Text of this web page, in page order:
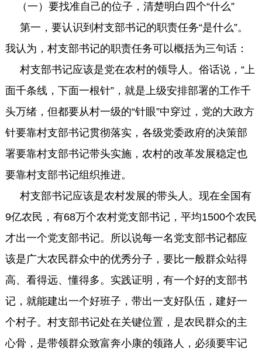
（一）要找准自己的位子，清楚明白四个“什么”
第一，要认识到村支部书记的职责任务“是什么”。
我认为，村支部书记的职责任务可以概括为三句话：
村支部书记应该是党在农村的领导人。俗话说，“上
面千条线，下面一根针”，就是上级安排部署的工作千
头万绪，但都要从村一级的“针眼”中穿过，党的大政方
针要靠村支部书记贯彻落实，各级党委政府的决策部
署要靠村支部书记带头实施，农村的改革发展稳定也
要靠村支部书记组织推进。
村支部书记应该是农村发展的带头人。现在全国有
9亿农民，有68万个农村党支部书记，平均1500个农民
才出一个党支部书记。所以说每一名党支部书记都应
该是广大农民群众中的优秀分子，要比一般群众站得
高、看得远、懂得多。实践证明，有一个好的支部书
记，就能建出一个好班子，带出一支好队伍，建好一
个村子。村支部书记处在关键位置，是农民群众的主
心骨，是带领群众致富奔小康的领路人，必须要牢记